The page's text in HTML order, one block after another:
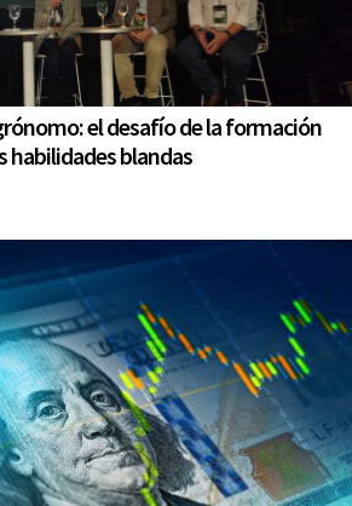
el desafío de la formación
habilidades blandas